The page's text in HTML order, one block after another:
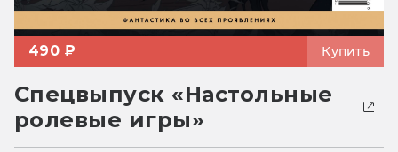
490 ₽ Купить
Спецвыпуск «Настольные
ролевые игры»